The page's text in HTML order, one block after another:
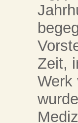
Zeit,
Werk